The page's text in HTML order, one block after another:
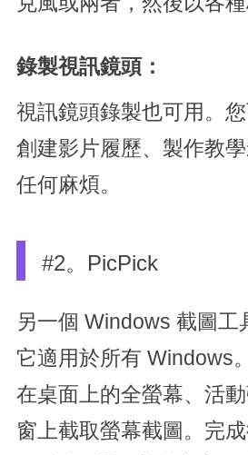
錄製視訊鏡頭：
視訊鏡頭錄製也可用。
創建影片履歷、製作教
任何麻煩。
#2。PicPick
另一個 Windows 截圖工
它適用於所有 Windows
在桌面上的全螢幕、活
窗上截取螢幕截圖。完